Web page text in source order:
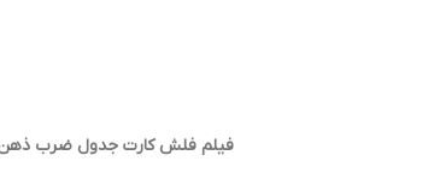
فیلم فلش کارت جدول ضرب